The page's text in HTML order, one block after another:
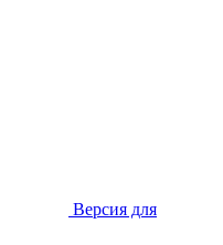
Версия для